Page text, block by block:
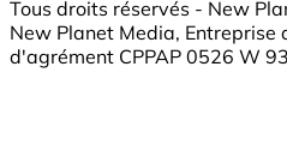
Tous droits réservés - New
New Planet Media, Entreprise
d'agrément CPPAP 0526 W